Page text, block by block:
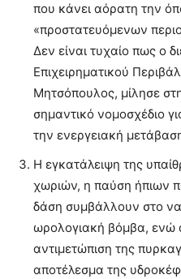
που κάνει αόρατη την
«προστατευόμενων
Δεν είναι τυχαίο πως ο
Επιχειρηματικού
Μητσόπουλος, μίλησε
σημαντικό νομοσχέδιο
την ενεργειακή
Η εγκατάλειψη της
χωριών, η παύση ήπιων
δάση συμβάλλουν στο
ωρολογιακή βόμβα, ενώ
αντιμετώπιση της
αποτέλεσμα της